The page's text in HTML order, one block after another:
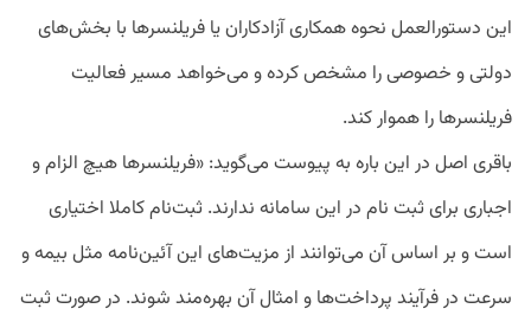
این دستورالعمل نحوه همکاری آزادکاران یا فریلنسرها با بخش‌های
دولتی و خصوصی را مشخص کرده و می‌خواهد مسیر فعالیت
فریلنسرها را هموار کند.
باقری اصل در این باره به پیوست می‌گوید: «فریلنسرها هیچ الزام و
اجباری برای ثبت نام در این سامانه ندارند. ثبت‌نام کاملا اختیاری
است و بر اساس آن می‌توانند از مزیت‌های این آئین‌نامه مثل بیمه و
سرعت در فرآیند پرداخت‌ها و امثال آن بهره‌مند شوند. در صورت ثبت